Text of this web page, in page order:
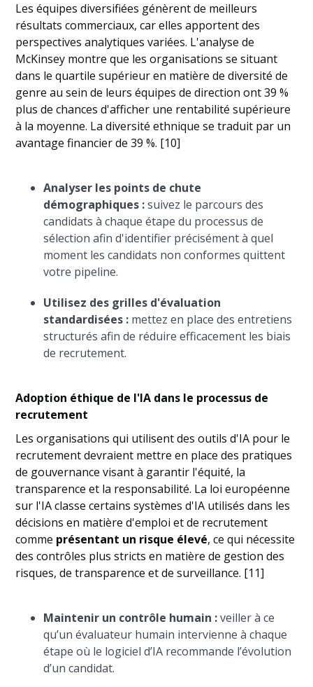
Les équipes diversifiées génèrent de meilleurs
résultats commerciaux, car elles apportent des
perspectives analytiques variées. L'analyse de
McKinsey montre que les organisations se situant
dans le quartile supérieur en matière de diversité de
genre au sein de leurs équipes de direction ont 39 %
plus de chances d'afficher une rentabilité supérieure
à la moyenne. La diversité ethnique se traduit par un
avantage financier de 39 %. [10]
Analyser les points de chute
démographiques :suivez le parcours des
candidats à chaque étape du processus de
sélection afin d'identifier précisément à quel
moment les candidats non conformes quittent
votre pipeline.
Utilisez des grilles d'évaluation
standardisées : mettez en place des entretiens
structurés afin de réduire efficacement les biais
de recrutement.
Adoption éthique de l'IA dans le processus de
recrutement
Les organisations qui utilisent des outils d'IA pour le
recrutement devraient mettre en place des pratiques
de gouvernance visant à garantir l'équité, la
transparence et la responsabilité. La loi européenne
sur l'IA classe certains systèmes d'IA utilisés dans les
décisions en matière d'emploi et de recrutement
comme présentant un risque élevé, ce qui nécessite
des contrôles plus stricts en matière de gestion des
risques, de transparence et de surveillance. [11]
Maintenir un contrôle humain :veiller à ce
qu’un évaluateur humain intervienne à chaque
étape où le logiciel d’IA recommande l’évolution
d’un candidat.